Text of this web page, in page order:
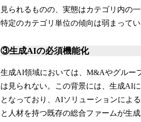
見られるものの、実態はカテゴリ内の
特定のカテゴリ単位の傾向は弱まってい
③生成AIの必須機能化
生成AI領域においては、M&Aやグルー
は見られない。この背景には、生成AI
となっており、AIソリューションによ
と人材を持つ既存の総合ファームが生